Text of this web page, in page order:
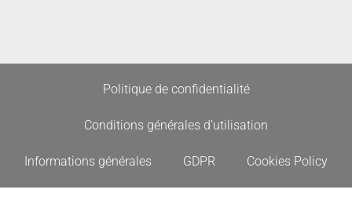
Politique de confidentialité
Conditions générales d’utilisation
Informations générales GDPR Cookies Policy